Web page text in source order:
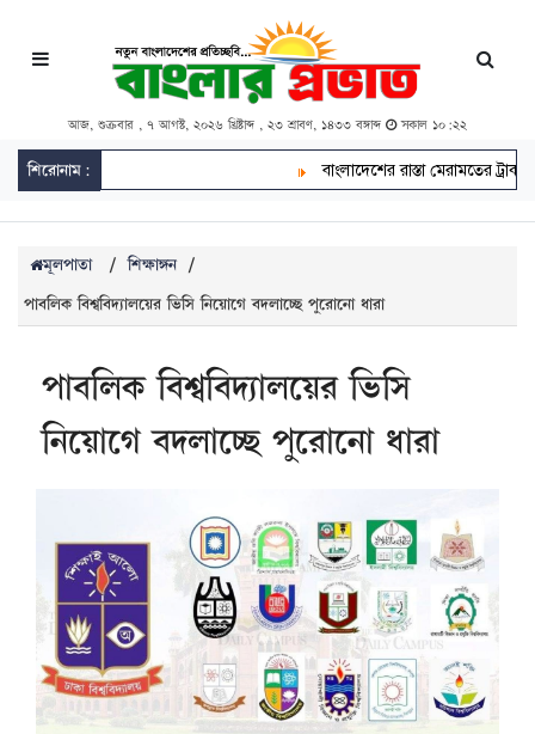
আজ, শুক্রবার , ৭ আগস্ট, ২০২৬ খ্রিষ্টাব্দ , ২৩ শ্রাবণ, ১৪৩৩ বঙ্গাব্দ সকাল ১০:২২
শিরোনাম: বাংলাদেশের রাস্তা মেরামতের ট্রাক
মূলপাতা / শিক্ষাঙ্গন /
পাবলিক বিশ্ববিদ্যালয়ের ভিসি নিয়োগে বদলাচ্ছে পুরোনো ধারা
পাবলিক বিশ্ববিদ্যালয়ের ভিসি
নিয়োগে বদলাচ্ছে পুরোনো ধারা